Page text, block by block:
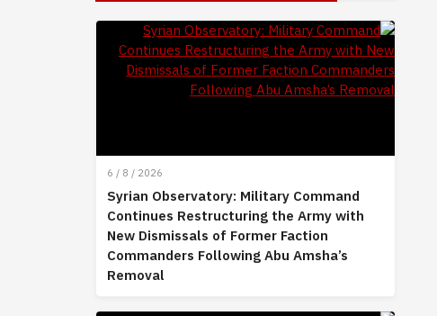
6 / 8 / 2026
Syrian Observatory: Military Command
Continues Restructuring the Army with
New Dismissals of Former Faction
Commanders Following Abu Amsha’s
Removal